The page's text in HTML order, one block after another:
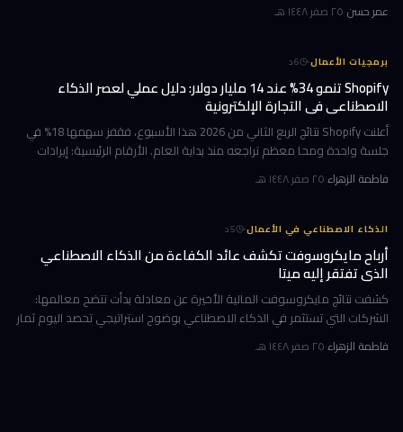
عمر حسن·٢٥ صفر ١٤٤٨ هـ
برمجيات الأعمال·
6د
Shopify تنمو 34% عند 14 مليار دولار: دليل عملي لعصر الذكاء
الاصطناعي في التجارة الإلكترونية
أعلنت Shopify نتائج الربع الثاني من 2026 هذا الأسبوع، فقفز سهمها 18% في
جلسة واحدة ومحا معظم تراجعه منذ بداية العام. الأرقام الرئيسية: إيرادات
ربعية 3.58 مليار دولار بنمو 34%، وحجم بضائع إجمالي GMV بل
فاطمة الزهراء·٢٥ صفر ١٤٤٨ هـ
الذكاء الاصطناعي في الأعمال·
5د
أرباح مايكروسوفت تكشف عائد الكفاءة من الذكاء الاصطناعي
الذي تفتقر إليه ميتا
كشفت نتائج مايكروسوفت المالية الأخيرة عن معادلة بدأت تتضح معالمها:
الشركات التي تستثمر في الذكاء الاصطناعي بوضوح استراتيجي تحصد اليوم ثمار
الكفاءة وخفض التكاليف، بينما تتعثر أخرى في تحويل إنفاقها الضخ
فاطمة الزهراء·٢٥ صفر ١٤٤٨ هـ